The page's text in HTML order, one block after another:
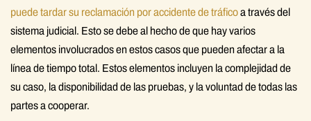
puede tardar su reclamación por accidente de tráficoa través del
sistema judicial. Esto se debe al hecho de que hay varios
elementos involucrados en estos casos que pueden afectar a la
línea de tiempo total. Estos elementos incluyen la complejidad de
su caso, la disponibilidad de las pruebas, y la voluntad de todas las
partes a cooperar.